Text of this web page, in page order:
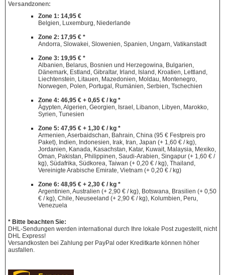
Versandzonen:
Zone 1: 14,95 €
Belgien, Luxemburg, Niederlande
Zone 2: 17,95 € *
Andorra, Slowakei, Slowenien, Spanien, Ungarn, Vatikanstadt
Zone 3: 19,95 € *
Albanien, Belarus, Bosnien und Herzegowina, Bulgarien,
Dänemark, Estland, Gibraltar, Irland, Island, Kroatien, Lettland,
Liechtenstein, Litauen, Mazedonien, Moldau, Montenegro,
Norwegen, Polen, Portugal, Rumänien, Serbien, Tschechien
Zone 4: 46,95 € + 0,65 € / kg *
Ägypten, Algerien, Georgien, Israel, Libanon, Libyen, Marokko,
Syrien, Tunesien
Zone 5: 47,95 € + 1,30 € / kg *
Armenien, Aserbaidschan, Bahrain, China (95 € Festpreis pro
Paket), Indien, Indonesien, Irak, Iran, Japan (+ 1,60 € / kg),
Jordanien, Kanada, Kasachstan, Katar, Kuwait, Malaysia, Mexiko,
Oman, Pakistan, Philippinen, Saudi-Arabien, Singapur (+ 1,60 € /
kg), Südafrika, Südkorea, Taiwan (+ 0,20 € / kg), Thailand,
Vereinigte Arabische Emirate, Vietnam (+ 0,20 € / kg)
Zone 6: 48,95 € + 2,30 € / kg *
Argentinien, Australien (+ 2,90 € / kg), Botswana, Brasilien (+ 0,50
€ / kg), Chile, Neuseeland (+ 2,90 € / kg), Kolumbien, Peru,
Venezuela
* Bitte beachten Sie:
DHL-Sendungen werden international durch Ihre lokale Post zugestellt, nicht
DHL Express!
Versandkosten bei Zahlung per PayPal oder Kreditkarte können höher
ausfallen.